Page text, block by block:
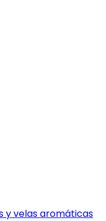
y velas aromáticas